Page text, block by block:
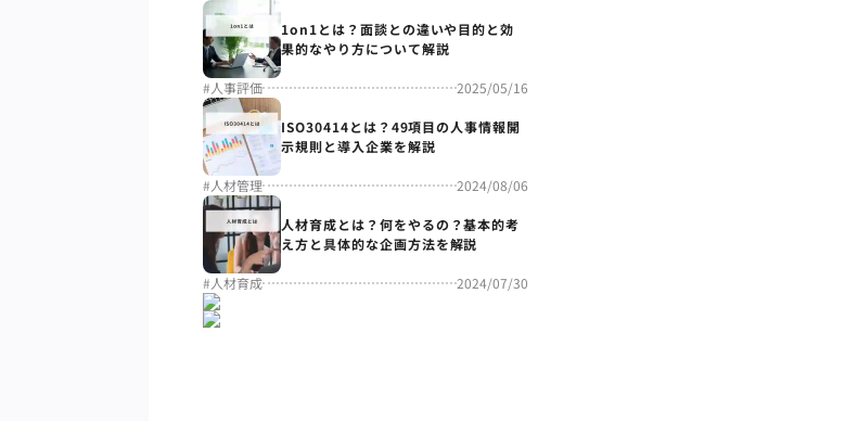
1on1とは？面談との違いや目的と効
果的なやり方について解説
#人事評価 2025/05/16
ISO30414とは？49項目の人事情報開
示規則と導入企業を解説
#人材管理 2024/08/06
人材育成とは？何をやるの？基本的考
え方と具体的な企画方法を解説
#人材育成 2024/07/30